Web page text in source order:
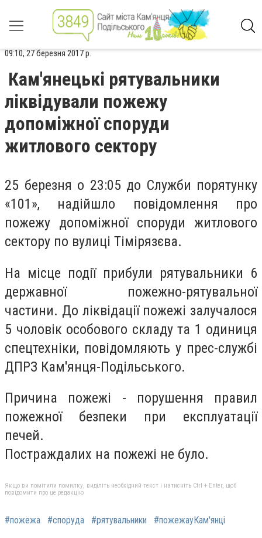
09:10, 27 березня 2017 р.
Кам'янецькі рятувальники
ліквідували пожежу
допоміжної споруди
житлового сектору
25 березня о 23:05 до Служби порятунку
«101», надійшло повідомлення про
пожежу допоміжної споруди житлового
сектору по вулиці Тімірязєва.
На місце події прибули рятувальники 6
державної пожежно-рятувальної
частини. До ліквідації пожежі залучалося
5 чоловік особового складу та 1 одиниця
спецтехніки, повідомляють у прес-службі
ДПРЗ Кам'янця-Подільського.
Причина пожежі - порушення правил
пожежної безпеки при експлуатації
печей.
Постраждалих на пожежі не було.
Якщо ви помітили помилку, виділіть необхідний текст і натисніть Ctrl + Enter, щоб
повідомити про це редакцію
#пожежа #споруда #рятувальники #пожежауКам'янці